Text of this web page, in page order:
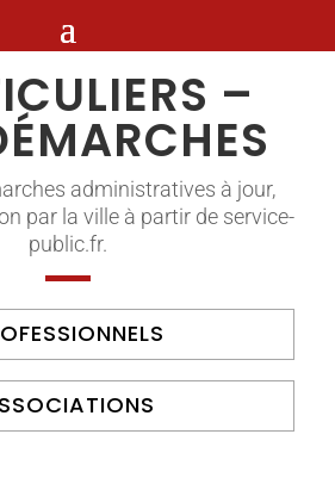
–
administratives à jour,
par la ville à partir de service-
public.fr.